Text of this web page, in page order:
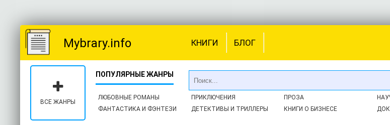
Mybrary.info КНИГИ БЛОГ
ЛЮБОВНЫЕ РОМАНЫ
ФАНТАСТИКА И ФЭНТЕЗИ
ПРИКЛЮЧЕНИЯ
ДЕТЕКТИВЫ И ТРИЛЛЕРЫ
ПРОЗА
КНИГИ О БИЗНЕСЕ
ВСЕ ЖАНРЫ